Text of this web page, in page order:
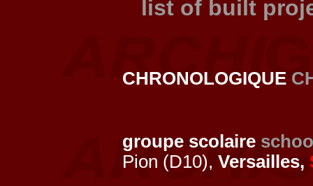
list of built
CHRONOLOGIQUE
groupe scolaire
Pion (D10), Versailles,